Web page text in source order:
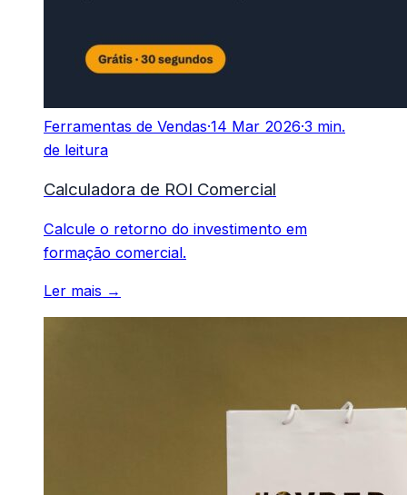
Ferramentas de Vendas·14 Mar 2026·3 min.
de leitura
Calculadora de ROI Comercial
Calcule o retorno do investimento em
formação comercial.
Ler mais →